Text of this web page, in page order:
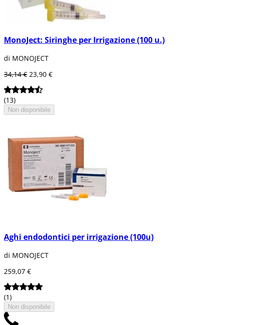
MonoJect: Siringhe per Irrigazione (100 u.)
di MONOJECT
34,14 € 23,90 €
(13)
Non disponibile
Aghi endodontici per irrigazione (100u)
di MONOJECT
259,07 €
(1)
Non disponibile